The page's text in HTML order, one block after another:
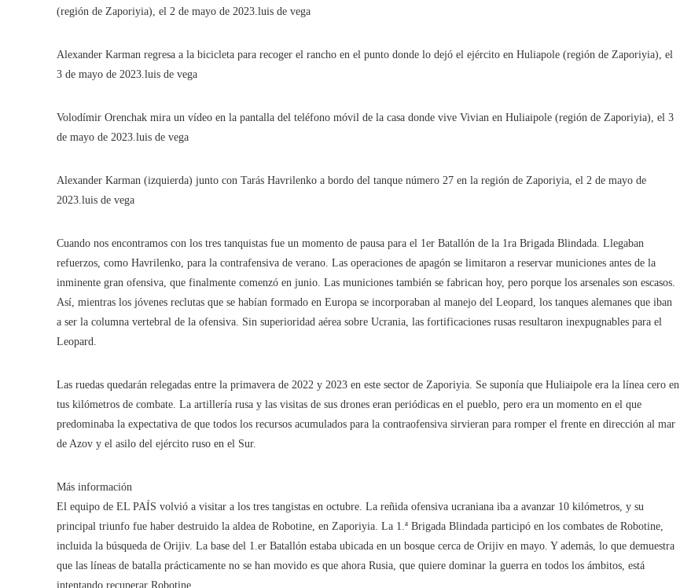
(región de Zaporiyia), el 2 de mayo de 2023.luis de vega
Alexander Karman regresa a la bicicleta para recoger el rancho en el punto donde lo dejó el ejército en Huliapole (región de Zaporiyia), el
3 de mayo de 2023.luis de vega
Volodímir Orenchak mira un vídeo en la pantalla del teléfono móvil de la casa donde vive Vivian en Huliaipole (región de Zaporiyia), el 3
de mayo de 2023.luis de vega
Alexander Karman (izquierda) junto con Tarás Havrilenko a bordo del tanque número 27 en la región de Zaporiyia, el 2 de mayo de
2023.luis de vega
Cuando nos encontramos con los tres tanquistas fue un momento de pausa para el 1er Batallón de la 1ra Brigada Blindada. Llegaban
refuerzos, como Havrilenko, para la contrafensiva de verano. Las operaciones de apagón se limitaron a reservar municiones antes de la
inminente gran ofensiva, que finalmente comenzó en junio. Las municiones también se fabrican hoy, pero porque los arsenales son escasos.
Así, mientras los jóvenes reclutas que se habían formado en Europa se incorporaban al manejo del Leopard, los tanques alemanes que iban
a ser la columna vertebral de la ofensiva. Sin superioridad aérea sobre Ucrania, las fortificaciones rusas resultaron inexpugnables para el
Leopard.
Las ruedas quedarán relegadas entre la primavera de 2022 y 2023 en este sector de Zaporiyia. Se suponía que Huliaipole era la línea cero en
tus kilómetros de combate. La artillería rusa y las visitas de sus drones eran periódicas en el pueblo, pero era un momento en el que
predominaba la expectativa de que todos los recursos acumulados para la contraofensiva sirvieran para romper el frente en dirección al mar
de Azov y el asilo del ejército ruso en el Sur.
Más información
El equipo de EL PAÍS volvió a visitar a los tres tangistas en octubre. La reñida ofensiva ucraniana iba a avanzar 10 kilómetros, y su
principal triunfo fue haber destruido la aldea de Robotine, en Zaporiyia. La 1.ª Brigada Blindada participó en los combates de Robotine,
incluida la búsqueda de Orijiv. La base del 1.er Batallón estaba ubicada en un bosque cerca de Orijiv en mayo. Y además, lo que demuestra
que las líneas de batalla prácticamente no se han movido es que ahora Rusia, que quiere dominar la guerra en todos los ámbitos, está
intentando recuperar Robotine.